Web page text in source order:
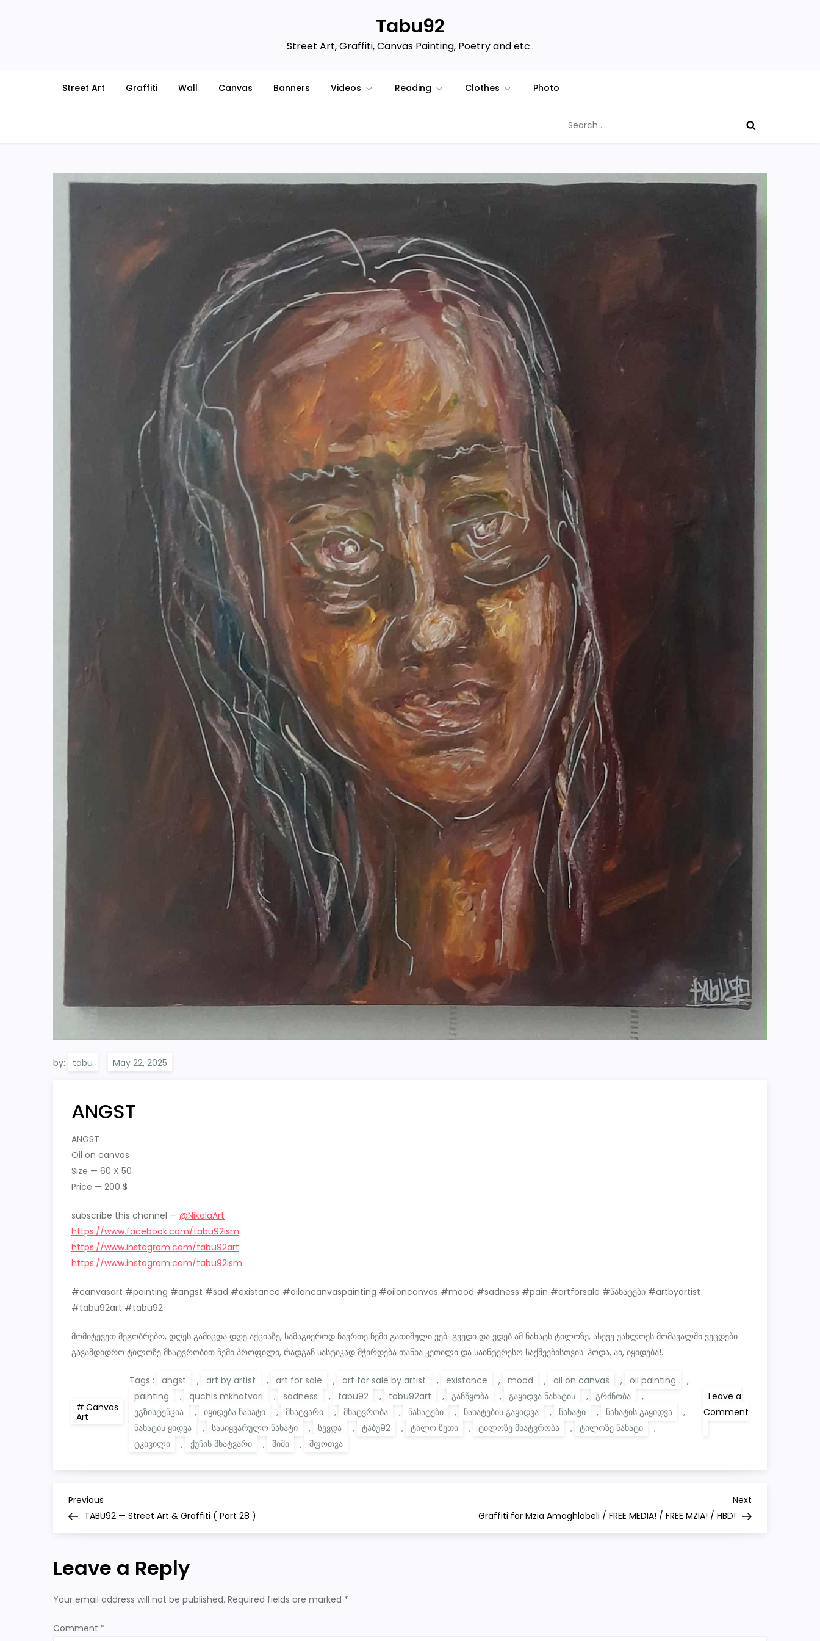
Tabu92
Street Art, Graffiti, Canvas Painting, Poetry and etc..
Street Art Graffiti Wall Canvas Banners Videos Reading Clothes Photo
for:
by: tabu
ANGST
ANGST
Oil on canvas
Size — 60 X 50
Price — 200 $
subscribe this channel — @NikalaArt
https://www.facebook.com/tabu92ism
https://www.instagram.com/tabu92art
https://www.instagram.com/tabu92ism
#canvasart #painting #angst #sad #existance #oiloncanvaspainting #oiloncanvas #mood #sadness #pain #artforsale #ნახატები #artbyartist
#tabu92art #tabu92
მომიტევეთ მეგობრებო, დღეს გამიცდა დღე აქციაზე, სამაგიეროდ ჩავრთე ჩემი გათიშული ვებ-გვედი და ვდებ ამ ნახატს ტილოზე, ასევე უახლოეს მომავალში ვეცდები
გავამდიდრო ტილოზე მხატვრობით ჩემი პროფილი, რადგან სასტიკად მჭირდება თანხა კეთილი და საინტერესო საქმეებისთვის. ჰოდა, აი, იყიდება!..
Canvas
Art
Tags : angst , art by artist , art for sale , art for sale by artist , existance , mood , oil on canvas , oil painting
,
painting
, quchis mkhatvari , sadness , tabu92 , tabu92art , განწყობა , გაყიდვა ნახატის , გრძნობა
,
ეგზისტენცია
, იყიდება ნახატი , მხატვარი , მხატვრობა , ნახატები , ნახატების გაყიდვა , ნახატი , ნახატის გაყიდვა
,
ნახატის ყიდვა
, სასიყვარულო ნახატი , სევდა , ტაბუ92 , ტილო ზეთი , ტილოზე მხატვრობა , ტილოზე ნახატი
,
ტკივილი
, ქუჩის მხატვარი , შიში , შფოთვა
Leave a
Comment
P
o
s
t
n
Previous
Post
Previous
TABU92 — Street Art & Graffiti ( Part 28 )
Post
Next
Graffiti for Mzia Amaghlobeli / FREE MEDIA! / FREE MZIA! / HBD!
Leave a Reply
Your email address will not be published. Required fields are marked *
Comment *